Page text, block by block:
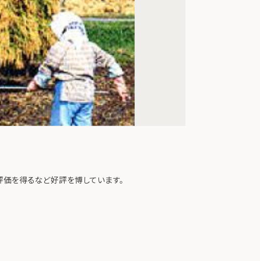
を得るなど好評を博しています。